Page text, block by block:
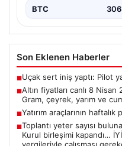
BTC
Son Eklenen Haberler
■Uçak sert iniş yaptı: Pilot
■Altın fiyatları canlı 8
Gram, çeyrek, yarım ve
■Yatırım araçlarının
■Toplantı yeter sayısı
Kurul birleşimi kapandı…